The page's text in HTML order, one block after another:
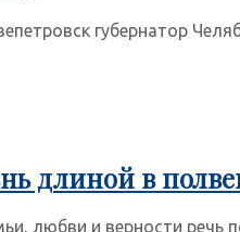
губернатор
длиной в
любви и верности речь